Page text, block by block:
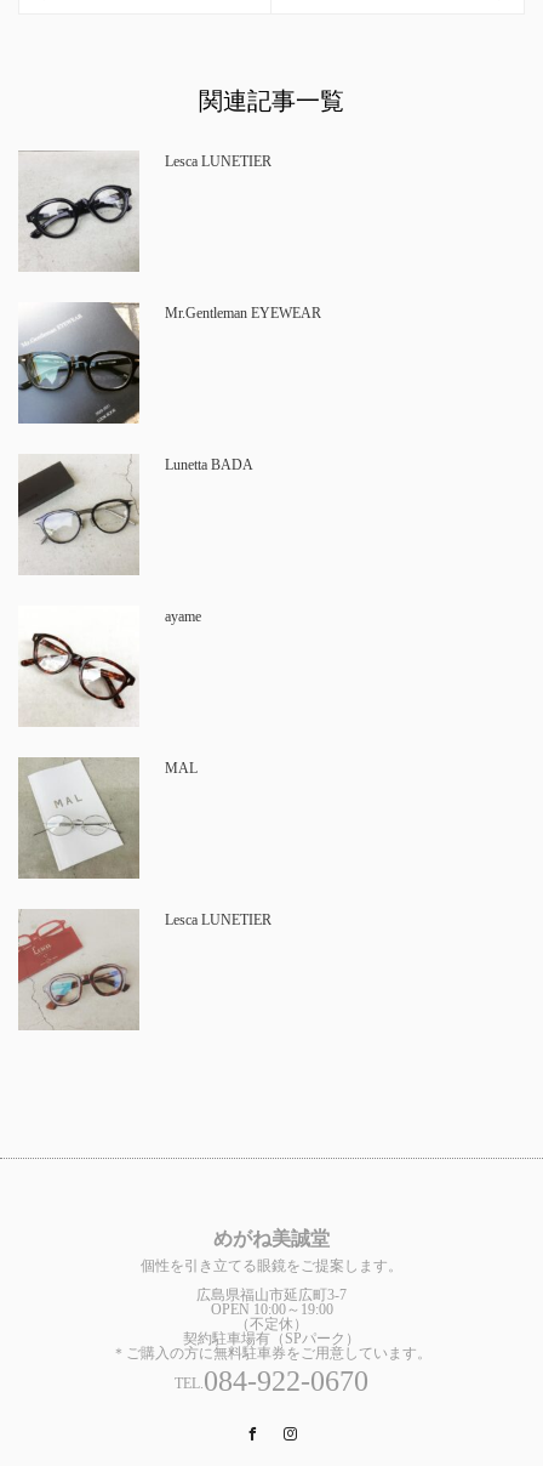
関連記事一覧
Lesca LUNETIER
Mr.Gentleman EYEWEAR
Lunetta BADA
ayame
MAL
Lesca LUNETIER
めがね美誠堂
個性を引き立てる眼鏡をご提案します。
広島県福山市延広町3-7
OPEN 10:00～19:00
（不定休）
契約駐車場有（SPパーク）
＊ご購入の方に無料駐車券をご用意しています。
TEL.084-922-0670
Facebook